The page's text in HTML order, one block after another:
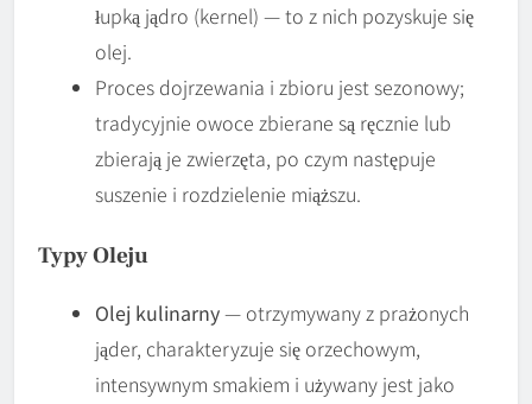
łupką jądro (kernel) — to z nich pozyskuje się
olej.
Proces dojrzewania i zbioru jest sezonowy;
tradycyjnie owoce zbierane są ręcznie lub
zbierają je zwierzęta, po czym następuje
suszenie i rozdzielenie miąższu.
Typy Oleju
Olej kulinarny— otrzymywany z prażonych
jąder, charakteryzuje się orzechowym,
intensywnym smakiem i używany jest jako